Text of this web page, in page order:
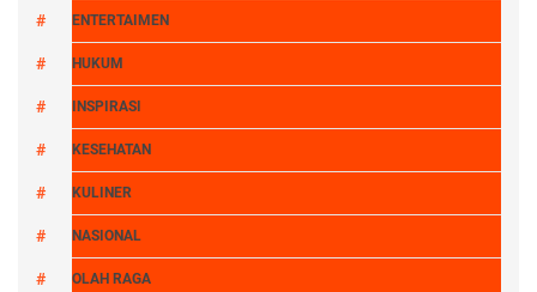
ENTERTAIMEN
HUKUM
INSPIRASI
KESEHATAN
KULINER
NASIONAL
OLAH RAGA